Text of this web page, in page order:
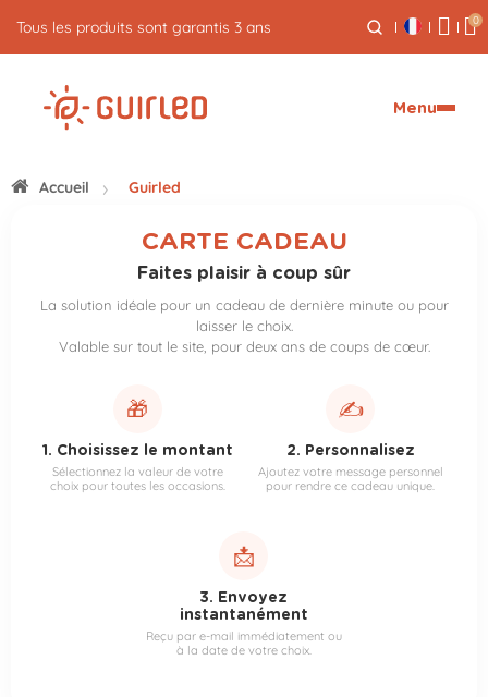
Tous les produits sont garantis 3 ans 0
Menu
Accueil Guirled
CARTE CADEAU
Faites plaisir à coup sûr
La solution idéale pour un cadeau de dernière minute ou pour
laisser le choix.
Valable sur tout le site, pour deux ans de coups de cœur.
🎁
1. Choisissez le montant
Sélectionnez la valeur de votre
choix pour toutes les occasions.
✍️
2. Personnalisez
Ajoutez votre message personnel
pour rendre ce cadeau unique.
📩
3. Envoyez
instantanément
Reçu par e-mail immédiatement ou
à la date de votre choix.